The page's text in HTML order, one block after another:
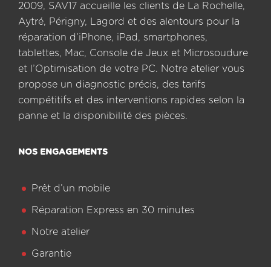
2009, SAV17 accueille les clients de La Rochelle,
Aytré, Périgny, Lagord et des alentours pour la
réparation d’iPhone, iPad, smartphones,
tablettes, Mac, Console de Jeux et Microsoudure
et l’Optimisation de votre PC. Notre atelier vous
propose un diagnostic précis, des tarifs
compétitifs et des interventions rapides selon la
panne et la disponibilité des pièces.
NOS ENGAGEMENTS
Prêt d’un mobile
Réparation Express en 30 minutes
Notre atelier
Garantie